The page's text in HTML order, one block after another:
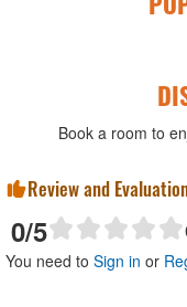
Book a room to
Review and
0/5
You need to Sign in or